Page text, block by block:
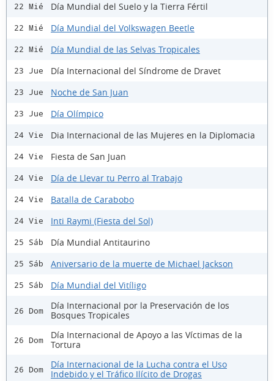
22 Mié Día Mundial del Suelo y la Tierra Fértil
22 Mié Día Mundial del Volkswagen Beetle
22 Mié Día Mundial de las Selvas Tropicales
23 Jue Día Internacional del Síndrome de Dravet
23 Jue Noche de San Juan
23 Jue Día Olímpico
24 Vie Dia Internacional de las Mujeres en la Diplomacia
24 Vie Fiesta de San Juan
24 Vie Día de Llevar tu Perro al Trabajo
24 Vie Batalla de Carabobo
24 Vie Inti Raymi (Fiesta del Sol)
25 Sáb Día Mundial Antitaurino
25 Sáb Aniversario de la muerte de Michael Jackson
25 Sáb Día Mundial del Vitíligo
26 Dom
Día Internacional por la Preservación de los
Bosques Tropicales
26 Dom
Día Internacional de Apoyo a las Víctimas de la
Tortura
26 Dom
Día Internacional de la Lucha contra el Uso
Indebido y el Tráfico Ilícito de Drogas